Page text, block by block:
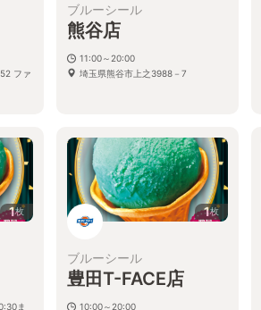
ファ
ブルーシール
熊谷店
11:00～20:00
埼玉県熊谷市上之3988－7
1枚
ま
1枚
ブルーシール
豊田T-FACE店
10:00～20:00